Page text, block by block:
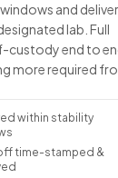
and
lab. Full
custody end to
more required
within stability
time-stamped &